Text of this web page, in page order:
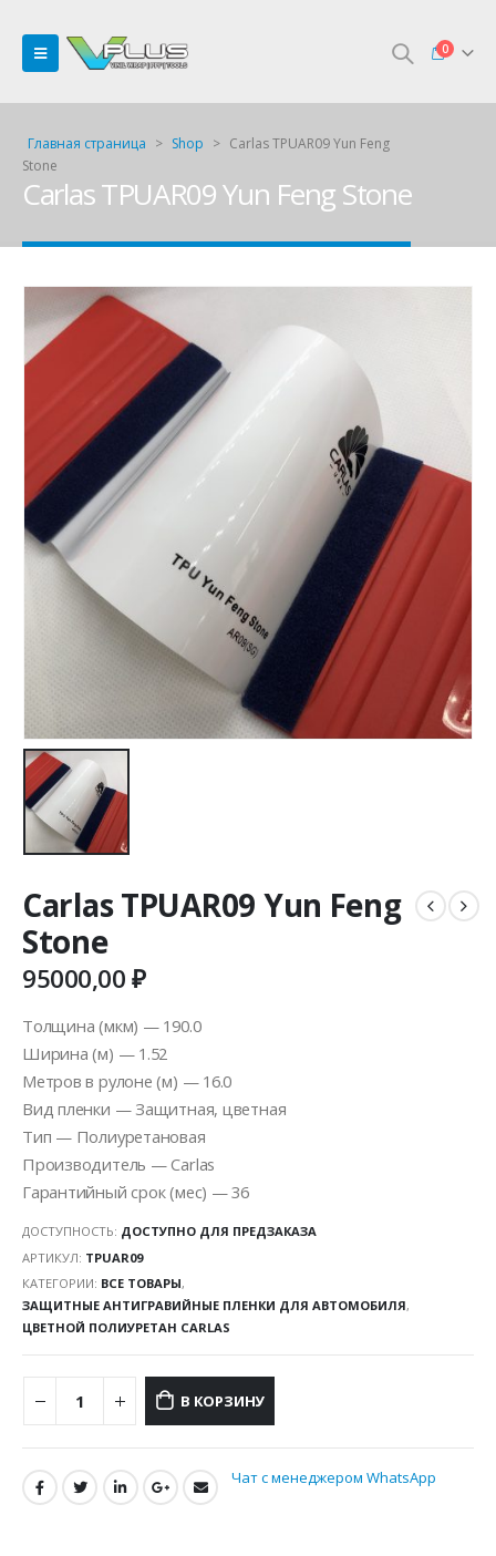
0
Главная страница > Shop > Carlas TPUAR09 Yun Feng
Stone
Carlas TPUAR09 Yun Feng Stone
Carlas TPUAR09 Yun Feng
Stone
95000,00₽
Толщина (мкм) — 190.0
Ширина (м) — 1.52
Метров в рулоне (м) — 16.0
Вид пленки — Защитная, цветная
Тип — Полиуретановая
Производитель — Carlas
Гарантийный срок (мес) — 36
ДОСТУПНОСТЬ: ДОСТУПНО ДЛЯ ПРЕДЗАКАЗА
АРТИКУЛ: TPUAR09
КАТЕГОРИИ: ВСЕ ТОВАРЫ,
ЗАЩИТНЫЕ АНТИГРАВИЙНЫЕ ПЛЕНКИ ДЛЯ АВТОМОБИЛЯ,
ЦВЕТНОЙ ПОЛИУРЕТАН CARLAS
В КОРЗИНУ
Чат с менеджером WhatsApp